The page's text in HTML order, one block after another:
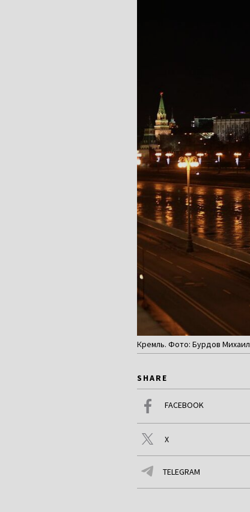
Кремль. Фото: Бурдов
SHARE
FACEBOOK
X
TELEGRAM